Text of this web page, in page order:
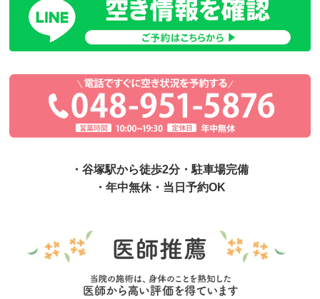
・谷塚駅から徒歩2分・駐車場完備
・年中無休・当日予約OK